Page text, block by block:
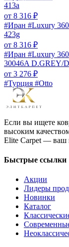
413a
от 8 316 ₽
#Иран #Luxury
423g
от 8 316 ₽
#Иран #Luxury
30046A D.GREY/
от 3 276 ₽
#Турция #Otto
Если вы ищете
высоким
Elite Carpet — ваш
Быстрые ссылки
Акции
Лидеры
Новинки
Каталог